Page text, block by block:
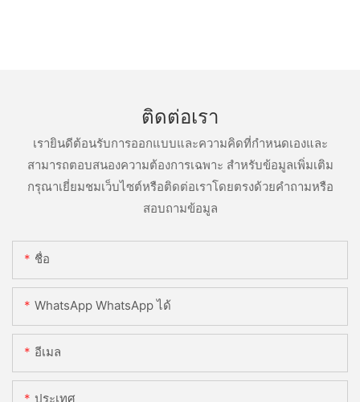
ติดต่อเรา
เรายินดีต้อนรับการออกแบบและความคิดที่กำหนดเองและ
สามารถตอบสนองความต้องการเฉพาะ สำหรับข้อมูลเพิ่มเติม
กรุณาเยี่ยมชมเว็บไซต์หรือติดต่อเราโดยตรงด้วยคำถามหรือ
สอบถามข้อมูล
ชื่อ
WhatsApp WhatsApp ได้
อีเมล
ประเทศ